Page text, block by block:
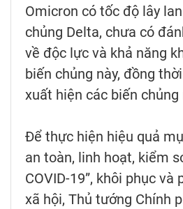
Omicron có tốc độ lây
chủng Delta, chưa có
về độc lực và khả năng
biến chủng này, đồng
xuất hiện các biến chủng
Để thực hiện hiệu quả
an toàn, linh hoạt, kiểm
COVID-19”, khôi phục
xã hội, Thủ tướng Chính